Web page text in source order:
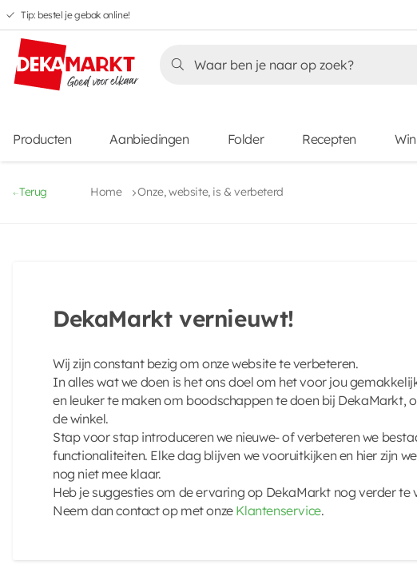
Overslaan
naar
hoofdnavigatie
Overslaan
naar
hoofdinhoud
Overslaan
naar
voettekstinhoud
Overslaan
naar
aanbiedingen
Tip: bestel je gebak online!
Producten Aanbiedingen Folder Recepten
Terug Home Onze, website, is & verbeterd
DekaMarkt vernieuwt!
Wij zijn constant bezig om onze website te verbeteren.
In alles wat we doen is het ons doel om het voor jou
en leuker te maken om boodschappen te doen bij DekaMarkt,
de winkel.
Stap voor stap introduceren we nieuwe- of verbeteren we
functionaliteiten. Elke dag blijven we vooruitkijken en hier zijn
nog niet mee klaar.
Heb je suggesties om de ervaring op DekaMarkt nog verder te
Neem dan contact op met onzeKlantenservice.